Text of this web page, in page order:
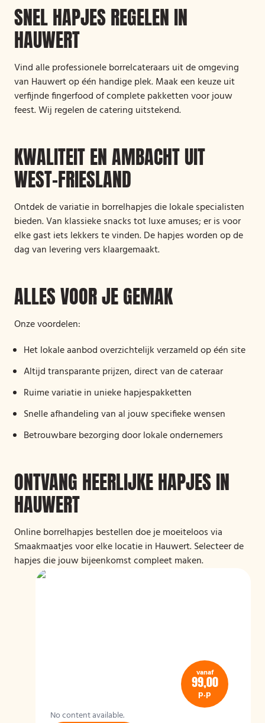
SNEL HAPJES REGELEN IN
HAUWERT
Vind alle professionele borrelcateraars uit de omgeving
van Hauwert op één handige plek. Maak een keuze uit
verfijnde fingerfood of complete pakketten voor jouw
feest. Wij regelen de catering uitstekend.
KWALITEIT EN AMBACHT UIT
WEST-FRIESLAND
Ontdek de variatie in borrelhapjes die lokale specialisten
bieden. Van klassieke snacks tot luxe amuses; er is voor
elke gast iets lekkers te vinden. De hapjes worden op de
dag van levering vers klaargemaakt.
ALLES VOOR JE GEMAK
Onze voordelen:
Het lokale aanbod overzichtelijk verzameld op één site
Altijd transparante prijzen, direct van de cateraar
Ruime variatie in unieke hapjespakketten
Snelle afhandeling van al jouw specifieke wensen
Betrouwbare bezorging door lokale ondernemers
ONTVANG HEERLIJKE HAPJES IN
HAUWERT
Online borrelhapjes bestellen doe je moeiteloos via
Smaakmaatjes voor elke locatie in Hauwert. Selecteer de
hapjes die jouw bijeenkomst compleet maken.
vanaf
99,00
p.p
No content available.